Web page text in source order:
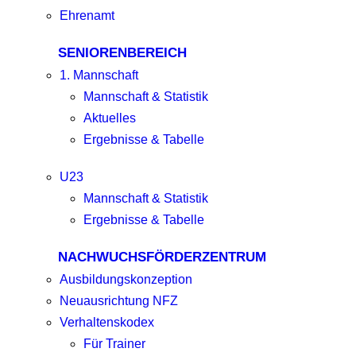
Ehrenamt
SENIORENBEREICH
1. Mannschaft
Mannschaft & Statistik
Aktuelles
Ergebnisse & Tabelle
U23
Mannschaft & Statistik
Ergebnisse & Tabelle
NACHWUCHSFÖRDERZENTRUM
Ausbildungskonzeption
Neuausrichtung NFZ
Verhaltenskodex
Für Trainer